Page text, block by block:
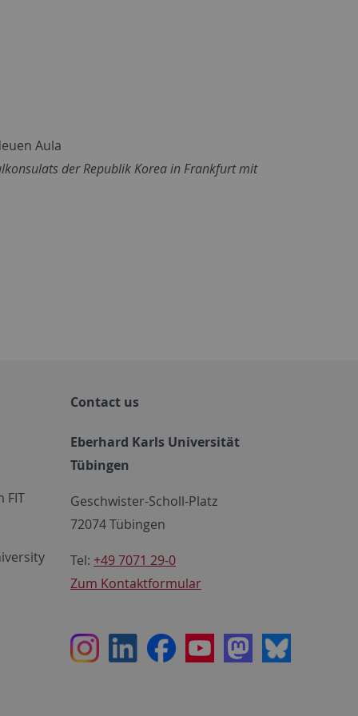
Aula
der Republik Korea in Frankfurt mit
FIT
Contact us
Eberhard Karls Universität
Tübingen
Geschwister-Scholl-Platz
72074 Tübingen
Tel: +49 7071 29-0
Zum Kontaktformular
InstagramLinkedInFacebookYoutubeMastodon
Bluesky